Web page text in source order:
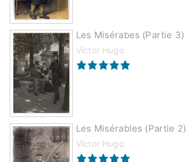
Les Misérabes (partie 3)
Victor Hugo
Les Misérables (partie 2)
Victor Hugo